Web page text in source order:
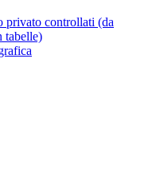
privato controllati (da
tabelle)